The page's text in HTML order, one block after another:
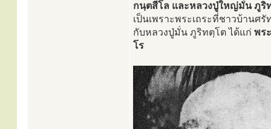
กนฺตสีโล และหลวงปู่ใหญ่มั่น ภูริ
เป็นเพราะพระเถระที่ชาวบ้าน
กับหลวงปู่มั่น ภูริทตฺโต ได้แก่ พร
โร